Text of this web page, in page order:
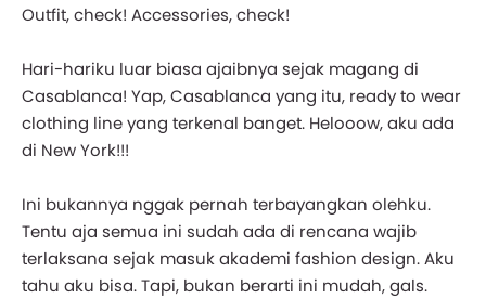
Outfit, check! Accessories, check!
Hari-hariku luar biasa ajaibnya sejak magang di
Casablanca! Yap, Casablanca yang itu, ready to wear
clothing line yang terkenal banget. Helooow, aku ada
di New York!!!
Ini bukannya nggak pernah terbayangkan olehku.
Tentu aja semua ini sudah ada di rencana wajib
terlaksana sejak masuk akademi fashion design. Aku
tahu aku bisa. Tapi, bukan berarti ini mudah, gals.